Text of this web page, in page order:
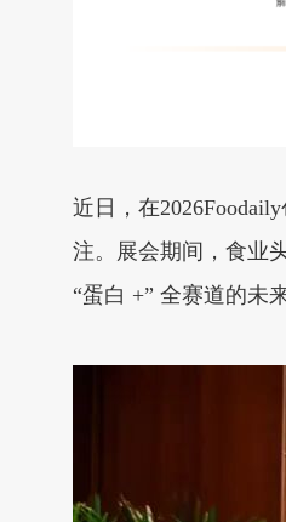
近日，在
注。展会期间，食业
“蛋白 +” 全赛道的未